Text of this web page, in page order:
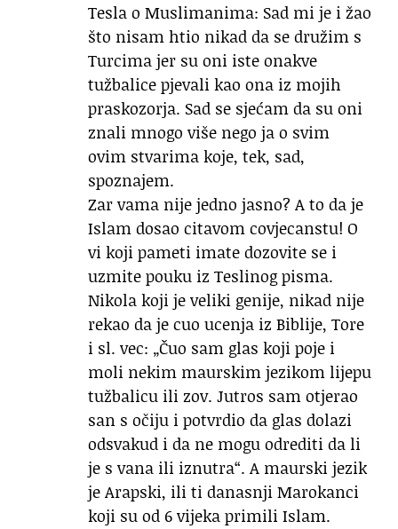
Tesla o Muslimanima: Sad mi je i žao
što nisam htio nikad da se družim s
Turcima jer su oni iste onakve
tužbalice pjevali kao ona iz mojih
praskozorja. Sad se sjećam da su oni
znali mnogo više nego ja o svim
ovim stvarima koje, tek, sad,
spoznajem.
Zar vama nije jedno jasno? A to da je
Islam dosao citavom covjecanstu! O
vi koji pameti imate dozovite se i
uzmite pouku iz Teslinog pisma.
Nikola koji je veliki genije, nikad nije
rekao da je cuo ucenja iz Biblije, Tore
i sl. vec: „Čuo sam glas koji poje i
moli nekim maurskim jezikom lijepu
tužbalicu ili zov. Jutros sam otjerao
san s očiju i potvrdio da glas dolazi
odsvakud i da ne mogu odrediti da li
je s vana ili iznutra“. A maurski jezik
je Arapski, ili ti danasnji Marokanci
koji su od 6 vijeka primili Islam.